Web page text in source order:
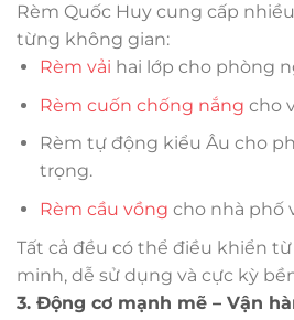
Rèm Quốc Huy cung cấp
từng không gian:
Rèm vải hai lớp cho phòng
Rèm cuốn chống nắng cho
Rèm tự động kiểu Âu cho
trọng.
Rèm cầu vồng cho nhà phố
Tất cả đều có thể điều khiển
minh, dễ sử dụng và cực kỳ
3. Động cơ mạnh mẽ – Vận